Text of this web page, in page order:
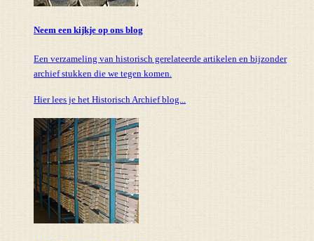
Neem een kijkje op ons blog
Een verzameling van historisch gerelateerde artikelen en bijzonder
archief stukken die we tegen komen.
Hier lees je het Historisch Archief blog...